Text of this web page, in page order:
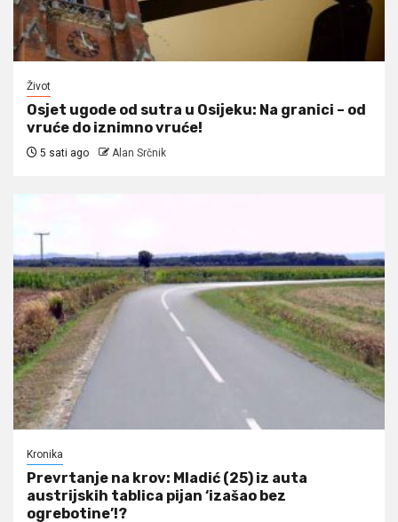
Život
Osjet ugode od sutra u Osijeku: Na granici – od
vruće do iznimno vruće!
5 sati ago Alan Srčnik
Kronika
Prevrtanje na krov: Mladić (25) iz auta
austrijskih tablica pijan ‘izašao bez
ogrebotine’!?